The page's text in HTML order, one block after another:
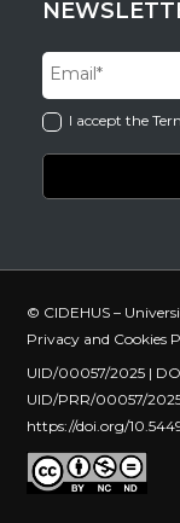
I accept the
© CIDEHUS –
Privacy and Cookies
UID/00057/2025 |
UID/PRR/00057/
https://doi.org/